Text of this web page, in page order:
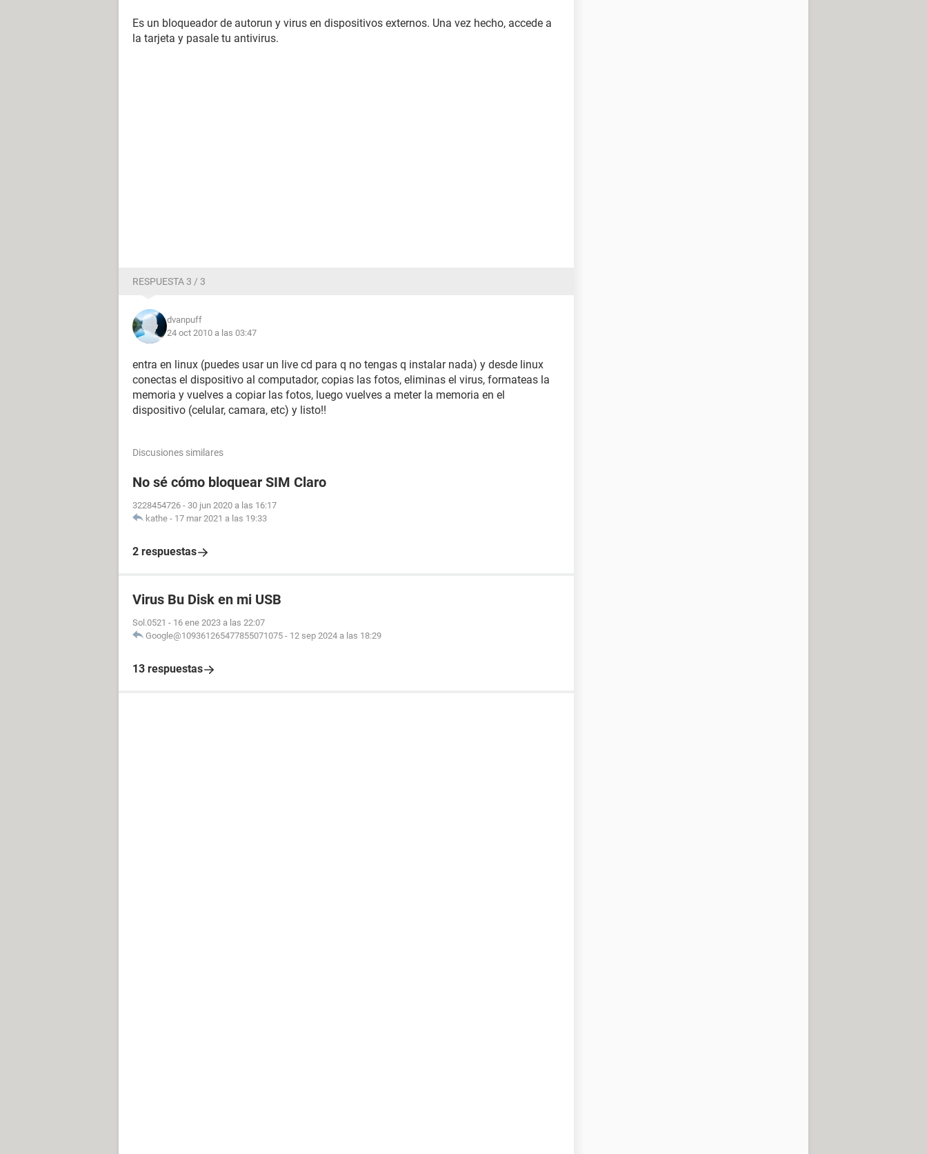
Es un bloqueador de autorun y virus en dispositivos externos. Una vez hecho, accede a
la tarjeta y pasale tu antivirus.
RESPUESTA 3 / 3
dvanpuff
24 oct 2010 a las 03:47
entra en linux (puedes usar un live cd para q no tengas q instalar nada) y desde linux
conectas el dispositivo al computador, copias las fotos, eliminas el virus, formateas la
memoria y vuelves a copiar las fotos, luego vuelves a meter la memoria en el
dispositivo (celular, camara, etc) y listo!!
Discusiones similares
No sé cómo bloquear SIM Claro
3228454726 - 30 jun 2020 a las 16:17
kathe - 17 mar 2021 a las 19:33
2 respuestas
Virus Bu Disk en mi USB
Sol.0521 - 16 ene 2023 a las 22:07
Google@109361265477855071075 - 12 sep 2024 a las 18:29
13 respuestas